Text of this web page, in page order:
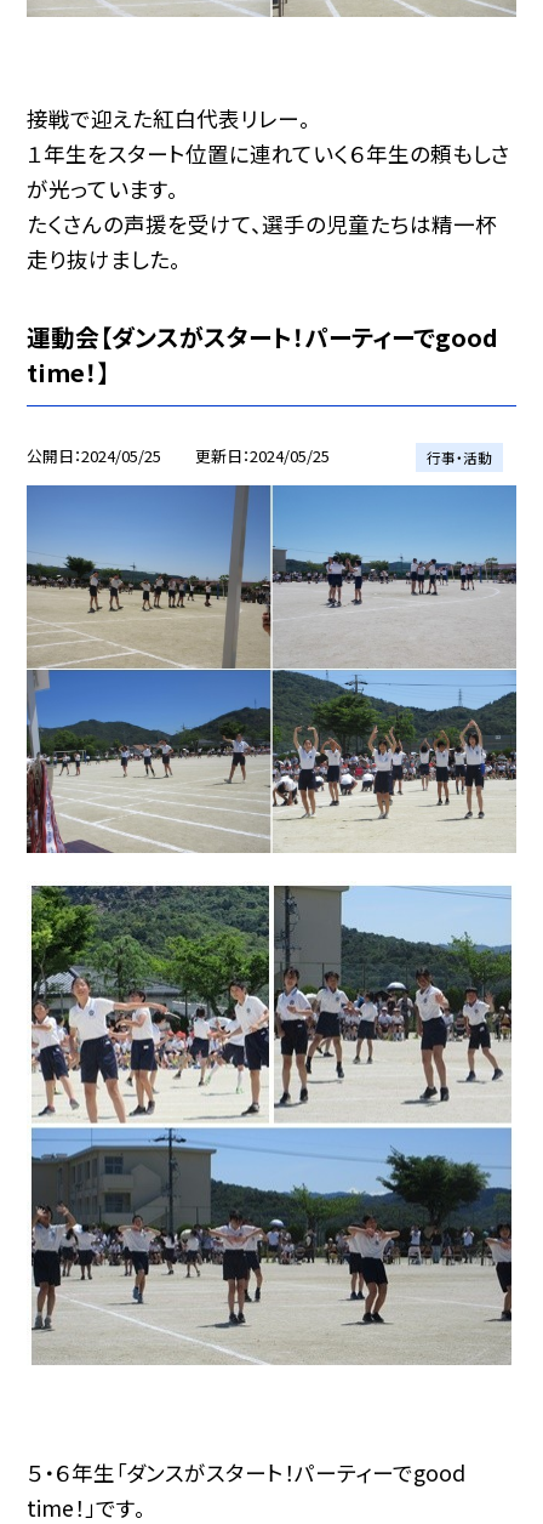
接戦で迎えた紅白代表リレー。
１年生をスタート位置に連れていく６年生の頼もしさ
が光っています。
たくさんの声援を受けて、選手の児童たちは精一杯
走り抜けました。
運動会【ダンスがスタート！パーティーでgood
time！】
公開日 2024/05/25 更新日 2024/05/25 行事・活動
５・６年生「ダンスがスタート！パーティーでgood
time！」です。